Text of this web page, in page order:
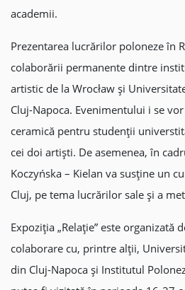
academii.
Prezentarea lucrărilor poloneze în
colaborării permanente dintre
artistic de la Wrocław și
Cluj-Napoca. Evenimentului i se
ceramică pentru studenții
cei doi artiști. De asemenea, în
Koczyńska – Kielan va susține un
Cluj, pe tema lucrărilor sale și a
Expoziția „Relație” este organizată
colaborare cu, printre alții,
din Cluj-Napoca și Institutul